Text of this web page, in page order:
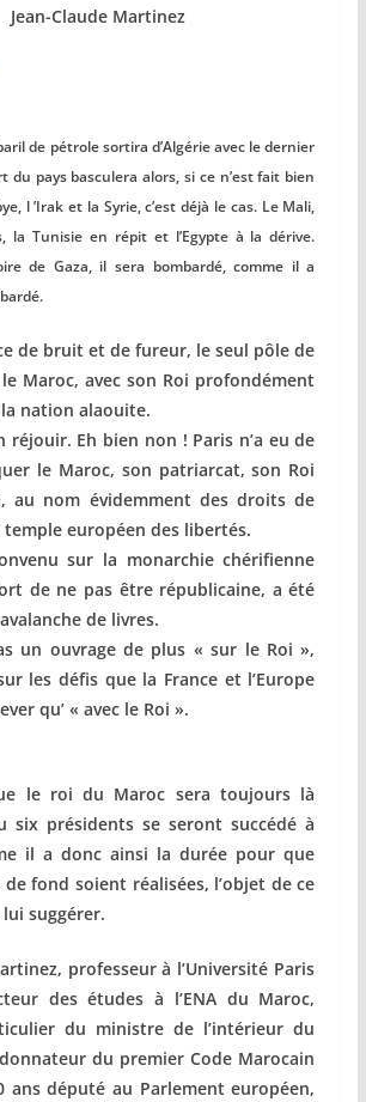
Jean-Claude Martinez
de pétrole sortira d’Algérie avec le dernier
du pays basculera alors, si ce n’est fait bien
l ’Irak et la Syrie, c’est déjà le cas. Le Mali,
la Tunisie en répit et l’Egypte à la dérive.
de Gaza, il sera bombardé, comme il a
de bruit et de fureur, le seul pôle de
Maroc, avec son Roi profondément
nation alaouite.
réjouir. Eh bien non ! Paris n’a eu de
le Maroc, son patriarcat, son Roi
au nom évidemment des droits de
temple européen des libertés.
sur la monarchie chérifienne
de ne pas être républicaine, a été
de livres.
un ouvrage de plus « sur le Roi »,
les défis que la France et l’Europe
qu’ « avec le Roi ».
le roi du Maroc sera toujours là
six présidents se seront succédé à
il a donc ainsi la durée pour que
fond soient réalisées, l’objet de ce
suggérer.
professeur à l’Université Paris
des études à l’ENA du Maroc,
du ministre de l’intérieur du
du premier Code Marocain
ans député au Parlement européen,